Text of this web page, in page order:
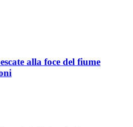
alla foce del fiume